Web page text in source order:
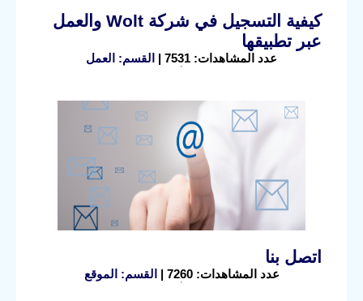
كيفية التسجيل في شركة Wolt والعمل
عبر تطبيقها
عدد المشاهدات: 7531 | القسم: العمل
اتصل بنا
عدد المشاهدات: 7260 | القسم: الموقع